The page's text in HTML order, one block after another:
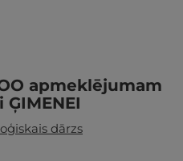
apmeklējumam
ĢIMENEI
dārzs